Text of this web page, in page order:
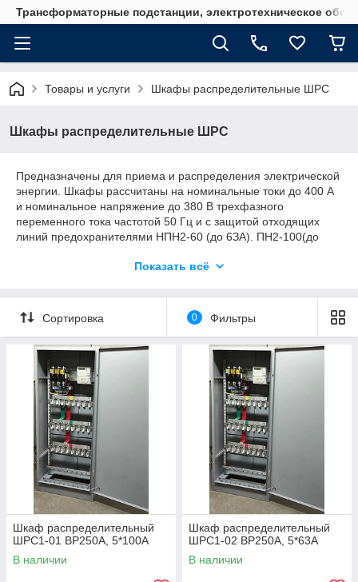
Трансформаторные подстанции, электротехническое
Товары и услуги Шкафы распределительные ШРС
Шкафы распределительные ШРС
Предназначены для приема и распределения электрической
энергии. Шкафы рассчитаны на номинальные токи до 400 А
и номинальное напряжение до 380 В трехфазного
переменного тока частотой 50 Гц и с защитой отходящих
линий предохранителями НПН2-60 (до 6ЗА). ПН2-100(до
проводов и кабелей предусмотрены снизу и сверху шкафа.
Показать всё
Сортировка 0 Фильтры
Шкаф распределительный
ШРС1-01 ВР250А, 5*100А
В наличии
Шкаф распределительный
ШРС1-02 ВР250А, 5*63А
В наличии